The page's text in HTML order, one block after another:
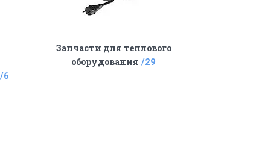
6
Запчасти для теплового
оборудования
29